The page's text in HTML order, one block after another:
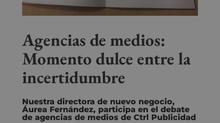
Agencias de medios:
Momento dulce entre la
incertidumbre
Nuestra directora de nuevo negocio,
Áurea Fernández, participa en el debate
de agencias de medios de Ctrl Publicidad